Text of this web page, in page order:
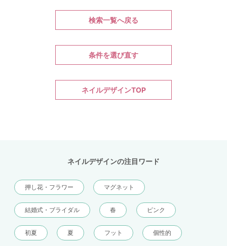
検索一覧へ戻る
条件を選び直す
ネイルデザインTOP
ネイルデザインの注目ワード
押し花・フラワー マグネット
結婚式・ブライダル 春 ピンク
初夏 夏 フット 個性的